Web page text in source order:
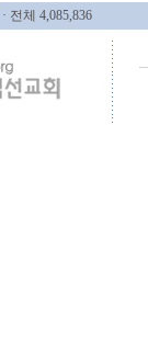
· 전체 4,085,836